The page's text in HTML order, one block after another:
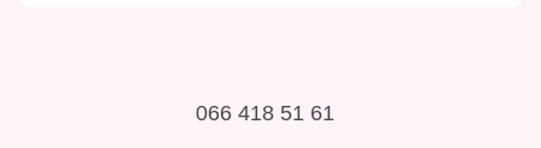
066 418 51 61